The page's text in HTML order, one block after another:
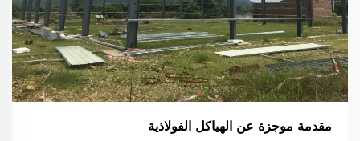
مقدمة موجزة عن الهياكل الفولاذية